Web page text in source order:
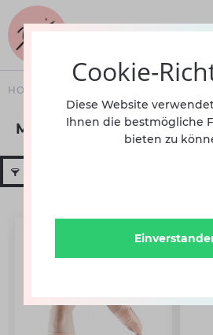
HOME
Modern
Cookie-
Diese Website
Ihnen die bestmögliche
bieten zu